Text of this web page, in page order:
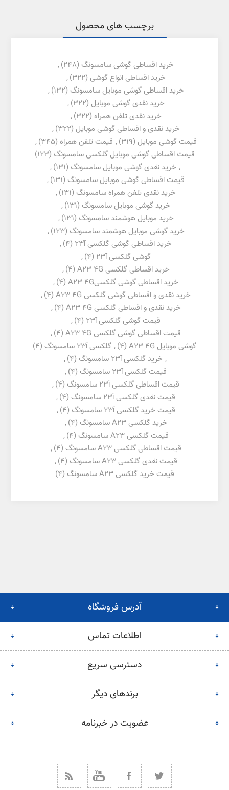
برچسب های محصول
خرید اقساطی گوشی سامسونگ (248)
,
خرید اقساطی انواع گوشی (322)
,
خرید اقساطی گوشی موبایل سامسونگ (132)
,
خرید نقدی گوشی موبایل (322)
,
خرید نقدی تلفن همراه (322)
,
خرید نقدی و اقساطی گوشی موبایل (322)
,
قیمت گوشی موبایل (319)
, قیمت تلفن همراه (345)
,
قیمت اقساطی گوشی موبایل گلکسی سامسونگ (123)
, خرید نقدی گوشی موبایل سامسونگ (131)
,
قیمت اقساطی گوشی موبایل سامسونگ (131)
,
خرید نقدی تلفن همراه سامسونگ (131)
,
خرید گوشی موبایل سامسونگ (131)
,
خرید موبایل هوشمند سامسونگ (131)
,
خرید گوشی موبایل هوشمند سامسونگ (123)
,
خرید اقساطی گوشی گلکسی آ23
(4)
,
گوشی گلکسی آ23
(4)
,
خرید اقساطی گلکسی A23 4G
(4)
,
خرید اقساطی گوشی گلکسیA23 4G
(4)
,
خرید نقدی و اقساطی گوشی گلکسی A23 4G
(4)
,
خرید نقدی و اقساطی گلکسی A23 4G
(4)
,
قیمت گوشی گلکسی آ23
(4)
,
قیمت اقساطی گوشی گلکسی A23 4G
(4)
,
گوشی موبایل A23 4G
(4)
, گلکسی آ23 سامسونگ
(4)
, خرید گلکسی آ23 سامسونگ (4)
,
قیمت گلکسی آ23 سامسونگ
(4)
,
قیمت اقساطی گلکسی آ23 سامسونگ
(4)
,
قیمت نقدی گلکسی آ23 سامسونگ
(4)
,
قیمت خرید گلکسی آ23 سامسونگ
(4)
,
خرید گلکسی A23 سامسونگ
(4)
,
قیمت گلکسی A23 سامسونگ
(4)
,
قیمت اقساطی گلکسی A23 سامسونگ
(4)
,
قیمت نقدی گلکسی A23 سامسونگ
(4)
,
قیمت خرید گلکسی A23 سامسونگ
(4)
آدرس فروشگاه
اطلاعات تماس
دسترسی سریع
برندهای دیگر
عضویت در خبرنامه